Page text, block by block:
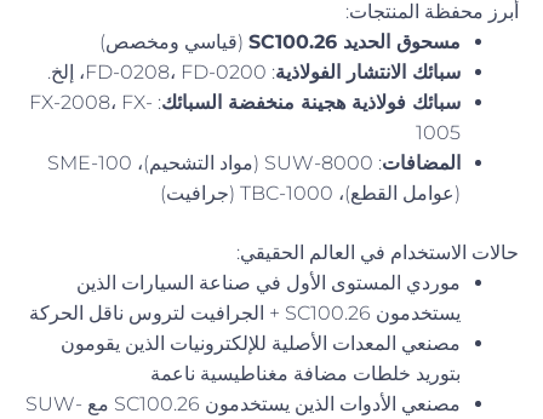
أبرز محفظة المنتجات:
مسحوق الحديد SC100.26
(قياسي ومخصص)
سبائك الانتشار الفولاذية: FD-0208، FD-0200، إلخ.
سبائك فولاذية هجينة منخفضة السبائك : FX-2008، FX-
1005
المضافات
: SUW-8000 (مواد التشحيم)، SME-100
(عوامل القطع)، TBC-1000 (جرافيت)
حالات الاستخدام في العالم الحقيقي:
موردي المستوى الأول في صناعة السيارات الذين
يستخدمون SC100.26 + الجرافيت لتروس ناقل الحركة
مصنعي المعدات الأصلية للإلكترونيات الذين يقومون
بتوريد خلطات مضافة مغناطيسية ناعمة
مصنعي الأدوات الذين يستخدمون SC100.26 مع SUW-